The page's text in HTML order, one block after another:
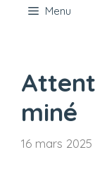
Menu
miné
16 mars 2025